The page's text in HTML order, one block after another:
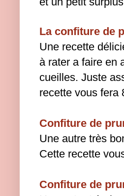
La confiture de
Une recette
à rater a faire en
cueilles. Juste
recette vous fera
Confiture de
Une autre très
Cette recette
Confiture de